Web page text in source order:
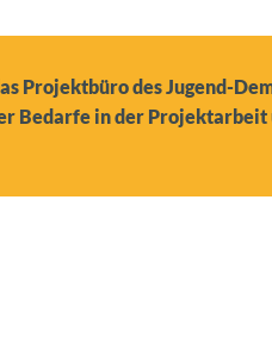
Projektbüro des Jugend-
Bedarfe in der